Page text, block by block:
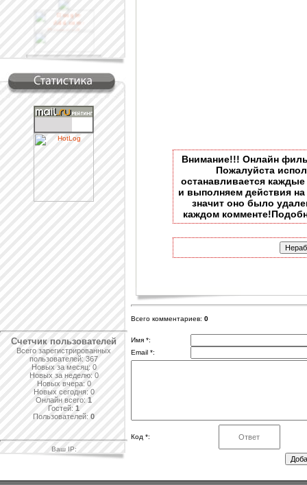
Наша кнопка
Проверить аттестат
Счетчик пользователей
Всего зарегистрированных
пользователей: 367
Новых за месяц: 0
Новых за неделю: 0
Новых вчера: 0
Новых сегодня: 0
Онлайн всего: 1
Гостей: 1
Пользователей: 0
Ваш IP:
Внимание!!! Онлайн
Пожалуйста
останавливается
и выполняем действия на
значит оно было
каждом
Всего комментариев: 0
Имя *:
Email *:
Код *: